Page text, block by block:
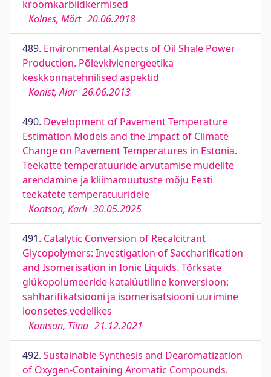
kroomkarbiidkermised
Kolnes, Märt 20.06.2018
489. Environmental Aspects of Oil Shale Power
Production. Põlevkivienergeetika
keskkonnatehnilised aspektid
Konist, Alar 26.06.2013
490. Development of Pavement Temperature
Estimation Models and the Impact of Climate
Change on Pavement Temperatures in Estonia.
Teekatte temperatuuride arvutamise mudelite
arendamine ja kliimamuutuste mõju Eesti
teekatete temperatuuridele
Kontson, Karli 30.05.2025
491. Catalytic Conversion of Recalcitrant
Glycopolymers: Investigation of Saccharification
and Isomerisation in Ionic Liquids. Tõrksate
glükopolümeeride katalüütiline konversioon:
sahharifikatsiooni ja isomerisatsiooni uurimine
ioonsetes vedelikes
Kontson, Tiina 21.12.2021
492. Sustainable Synthesis and Dearomatization
of Oxygen-Containing Aromatic Compounds.